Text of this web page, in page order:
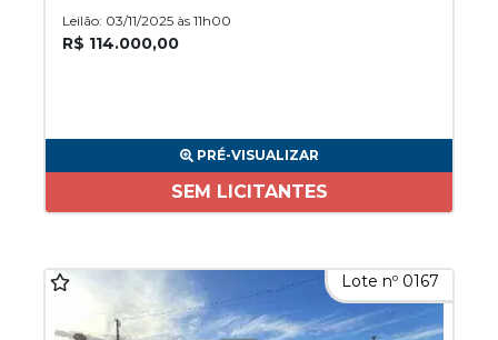
Leilão: 03/11/2025 às 11h00
R$ 114.000,00
PRÉ-VISUALIZAR
SEM LICITANTES
Lote nº 0167